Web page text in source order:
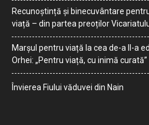
Recunoștință și binecuvântare
viață – din partea preoților
Marșul pentru viață la cea de-a II-a
Orhei: „Pentru viață, cu inimă curată”
Învierea Fiului văduvei din Nain